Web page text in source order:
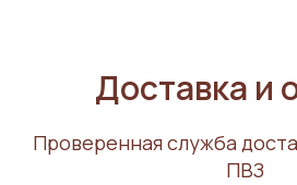
Доставка и
Проверенная служба
ПВЗ